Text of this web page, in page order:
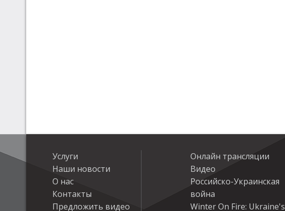
Услуги
Наши новости
О нас
Контакты
Предложить видео
Онлайн трансляции
Видео
Российско-Украинская
война
Winter On Fire: Ukraine's